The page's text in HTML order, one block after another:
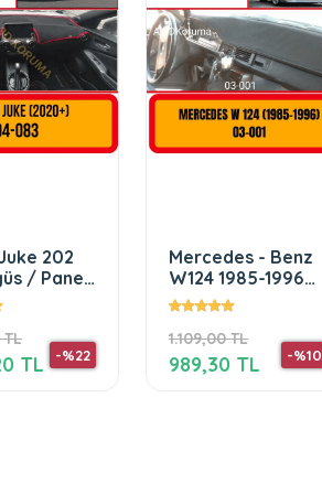
202
/ Panel
TL
-%22
TL
Mercedes - Benz
W124 1985-1996
Ön Gögüs Panel
Koruyucu
1.109,00 TL
-%10
989,30 TL